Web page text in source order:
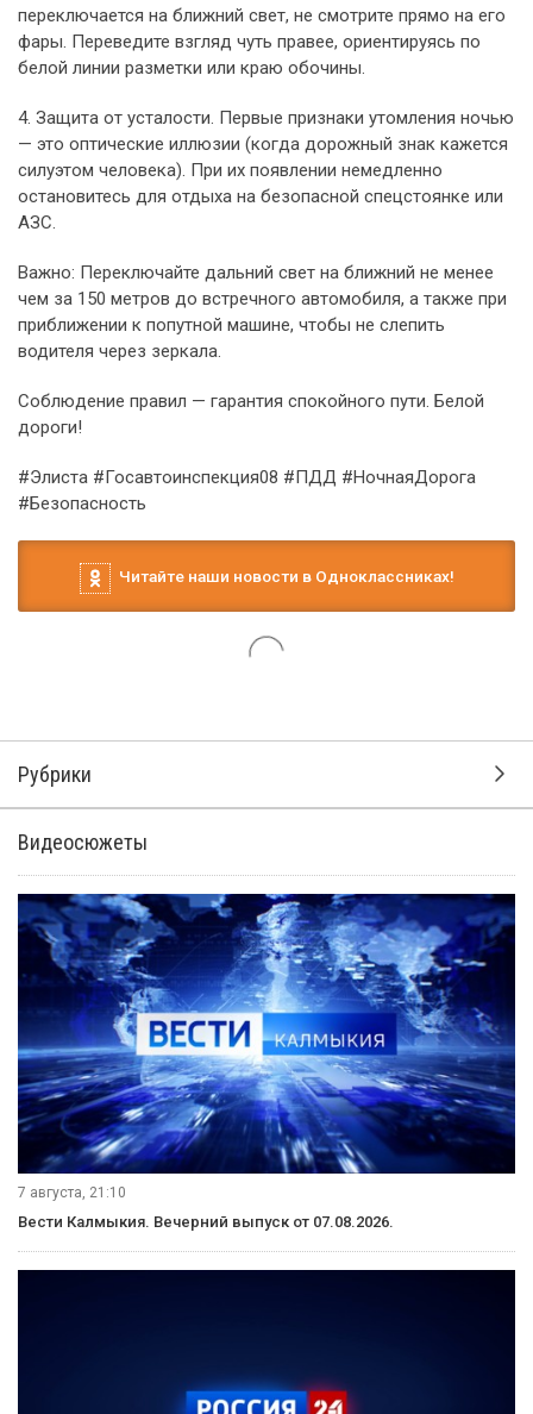
переключается на ближний свет, не смотрите прямо на его
фары. Переведите взгляд чуть правее, ориентируясь по
белой линии разметки или краю обочины.
4. Защита от усталости. Первые признаки утомления ночью
— это оптические иллюзии (когда дорожный знак кажется
силуэтом человека). При их появлении немедленно
остановитесь для отдыха на безопасной спецстоянке или
АЗС.
Важно: Переключайте дальний свет на ближний не менее
чем за 150 метров до встречного автомобиля, а также при
приближении к попутной машине, чтобы не слепить
водителя через зеркала.
Соблюдение правил — гарантия спокойного пути. Белой
дороги!
#Элиста #Госавтоинспекция08 #ПДД #НочнаяДорога
#Безопасность
Читайте наши новости в Одноклассниках!
Рубрики
Видеосюжеты
7 августа, 21:10
Вести Калмыкия. Вечерний выпуск от 07.08.2026.